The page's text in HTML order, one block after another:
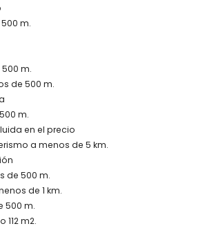
con costo extra
cama para niños (a petición)
y ocio para sus vacaciones
menos de 500 metros de la casa)
Arenal) (a menos de 1000 metros de la
de 5 kilómetros de la casa)
en Jávea, Costa Blanca
Loreto) (a menos de 1000 metros del
de Jávea), monumento (Pueblo de
(Histórico de Jávea) y lugar
de Jávea) (a menos de 5 kilómetros del
m.
m.
de 500 m.
m.
en el precio
a menos de 5 km.
de 500 m.
de 1 km.
500 m.
m2.